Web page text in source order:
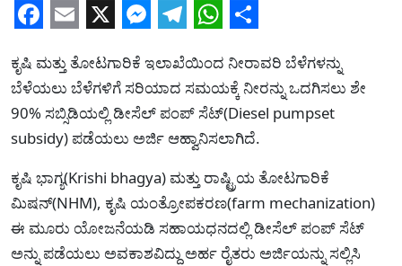
Facebook
Email
X Messenger
Telegram
WhatsApp
Share
ಕೃಷಿ ಮತ್ತು ತೋಟಗಾರಿಕೆ ಇಲಾಖೆಯಿಂದ ನೀರಾವರಿ ಬೆಳೆಗಳನ್ನು
ಬೆಳೆಯಲು ಬೆಳೆಗಳಿಗೆ ಸರಿಯಾದ ಸಮಯಕ್ಕೆ ನೀರನ್ನು ಒದಗಿಸಲು ಶೇ
90% ಸಬ್ಸಿಡಿಯಲ್ಲಿ ಡೀಸೆಲ್ ಪಂಪ್ ಸೆಟ್(Diesel pumpset
subsidy) ಪಡೆಯಲು ಅರ್ಜಿ ಆಹ್ವಾನಿಸಲಾಗಿದೆ.
ಕೃಷಿ ಭಾಗ್ಯ(Krishi bhagya) ಮತ್ತು ರಾಷ್ಟ್ರಿಯ ತೋಟಗಾರಿಕೆ
ಮಿಷನ್(NHM), ಕೃಷಿ ಯಂತ್ರೋಪಕರಣ(farm mechanization)
ಈ ಮೂರು ಯೋಜನೆಯಡಿ ಸಹಾಯಧನದಲ್ಲಿ ಡೀಸೆಲ್ ಪಂಪ್ ಸೆಟ್
ಅನ್ನು ಪಡೆಯಲು ಅವಕಾಶವಿದ್ದು ಅರ್ಹ ರೈತರು ಅರ್ಜಿಯನ್ನು ಸಲ್ಲಿಸಿ